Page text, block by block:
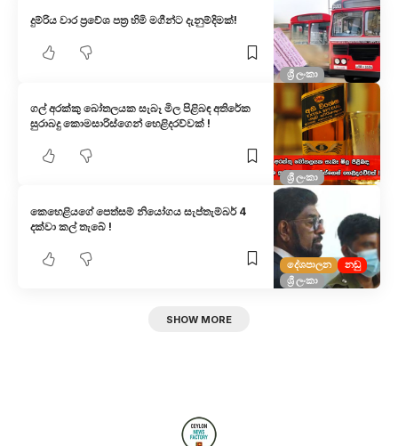
ශ්‍රී ලංකා
දුම්රිය වාර ප්‍රවේශ පත්‍ර හිමි මගීන්ට දැනුම්දිමක්!
ශ්‍රී ලංකා
ගල් අරක්කු බෝතලයක සැබෑ මිල පිළිබඳ අතිරේක
සුරාබදු කොමසාරිස්ගෙන් හෙළිදරව්වක් !
දේශපාලන
නඩු
ශ්‍රී ලංකා
කෙහෙළියගේ පෙත්සම් නියෝගය සැප්තැම්බර් 4
දක්වා කල් තැබේ !
SHOW MORE